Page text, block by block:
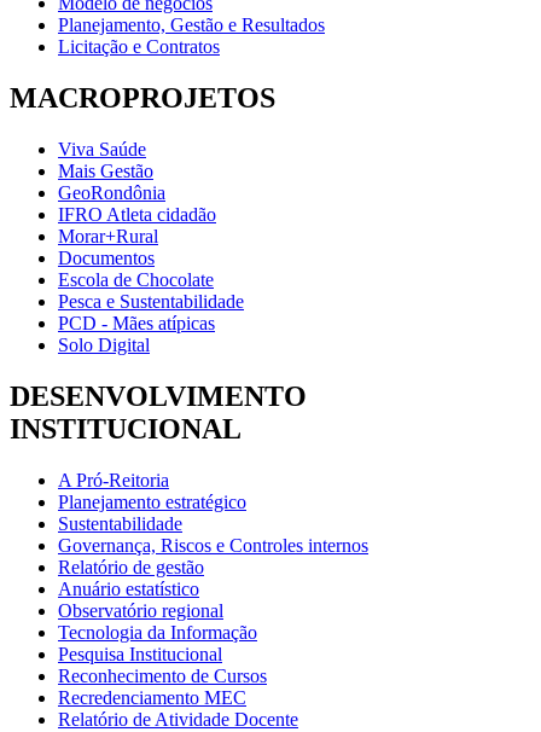
Planejamento, Gestão e Resultados
Licitação e Contratos
MACROPROJETOS
Viva Saúde
Mais Gestão
GeoRondônia
IFRO Atleta cidadão
Morar+Rural
Documentos
Escola de Chocolate
Pesca e Sustentabilidade
PCD - Mães atípicas
Solo Digital
DESENVOLVIMENTO
INSTITUCIONAL
A Pró-Reitoria
Planejamento estratégico
Sustentabilidade
Governança, Riscos e Controles internos
Relatório de gestão
Anuário estatístico
Observatório regional
Tecnologia da Informação
Pesquisa Institucional
Reconhecimento de Cursos
Recredenciamento MEC
Relatório de Atividade Docente